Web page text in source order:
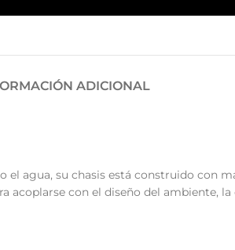
ADICIONAL
agua, su chasis está construido con
con el diseño del ambiente, la